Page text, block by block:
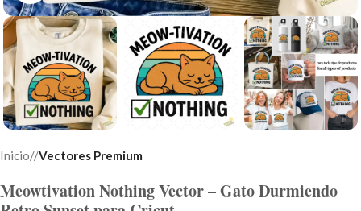
Inicio/ Vectores Premium
Meowtivation Nothing Vector – Gato Durmiendo